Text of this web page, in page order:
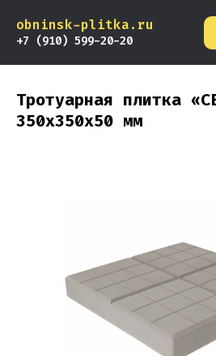
obninsk-plitka.ru
+7 (910) 599-20-20
Тротуарная плитка
350х350х50 мм